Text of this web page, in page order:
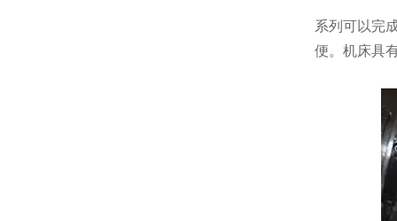
系列可以完
便。机床具